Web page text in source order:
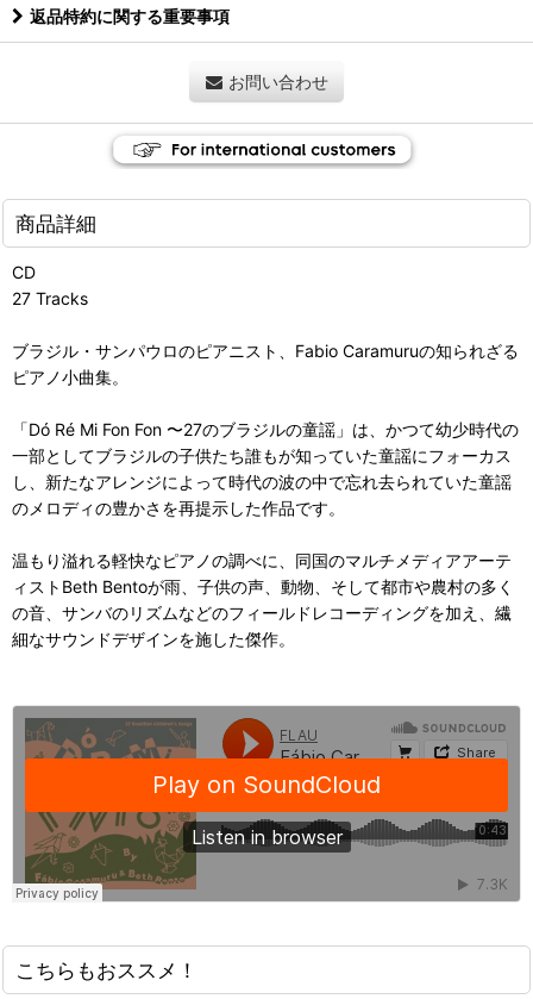
返品特約に関する重要事項
お問い合わせ
商品詳細
CD
27 Tracks
ブラジル・サンパウロのピアニスト、Fabio Caramuruの知られざる
ピアノ小曲集。
「Dó Ré Mi Fon Fon 〜27のブラジルの童謡」は、かつて幼少時代の
一部としてブラジルの子供たち誰もが知っていた童謡にフォーカス
し、新たなアレンジによって時代の波の中で忘れ去られていた童謡
のメロディの豊かさを再提示した作品です。
温もり溢れる軽快なピアノの調べに、同国のマルチメディアアーテ
ィストBeth Bentoが雨、子供の声、動物、そして都市や農村の多く
の音、サンバのリズムなどのフィールドレコーディングを加え、繊
細なサウンドデザインを施した傑作。
こちらもおススメ！